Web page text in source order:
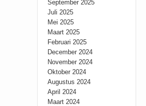
September 2025
Juli 2025
Mei 2025
Maart 2025
Februari 2025
December 2024
November 2024
Oktober 2024
Augustus 2024
April 2024
Maart 2024